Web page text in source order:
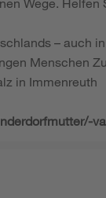
– auch
Menschen
in Immenreuth